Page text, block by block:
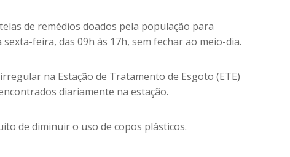
de remédios doados pela população para
feira, das 09h às 17h, sem fechar ao meio-dia.
na Estação de Tratamento de Esgoto (ETE)
diariamente na estação.
de diminuir o uso de copos plásticos.